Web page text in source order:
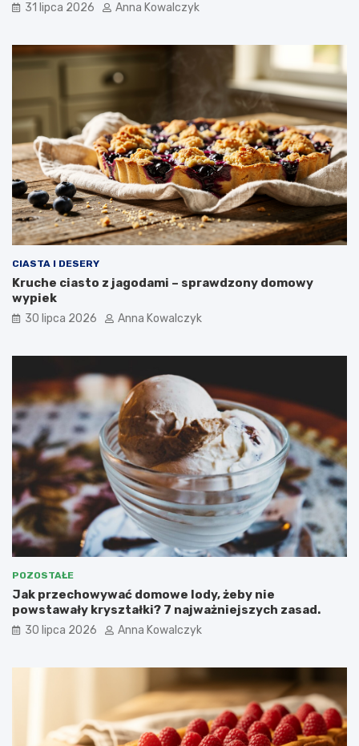
31 lipca 2026 Anna Kowalczyk
CIASTA I DESERY
Kruche ciasto z jagodami – sprawdzony domowy
wypiek
30 lipca 2026 Anna Kowalczyk
POZOSTAŁE
Jak przechowywać domowe lody, żeby nie
powstawały kryształki? 7 najważniejszych zasad.
30 lipca 2026 Anna Kowalczyk